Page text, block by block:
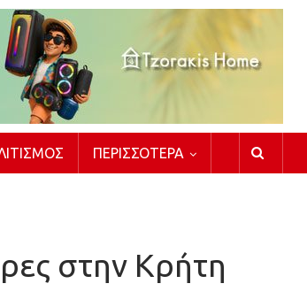
ΠΕΡΙΣΣΌΤΕΡΑ
στην Κρήτη